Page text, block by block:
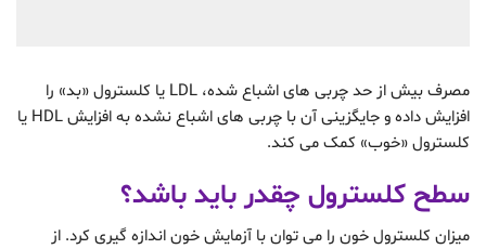
مصرف بیش از حد چربی های اشباع شده، LDL یا کلسترول «بد» را
افزایش داده و جایگزینی آن با چربی های اشباع نشده به افزایش HDL یا
کلسترول «خوب» کمک می کند.
سطح کلسترول چقدر باید باشد؟
میزان کلسترول خون را می توان با آزمایش خون اندازه گیری کرد. از